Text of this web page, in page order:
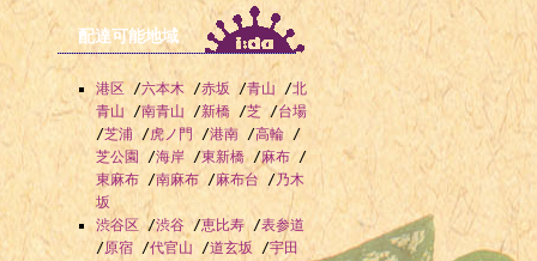
配達可能地域
港区/六本木 /赤坂 /青山 /北
青山 /南青山 /新橋 /芝 /台場
/芝浦/虎ノ門 /港南 /高輪 /
芝公園
/海岸 /東新橋/麻布/
東麻布 /南麻布 /麻布台 /乃木
坂
渋谷区 /渋谷 /恵比寿/表参道
/原宿 /代官山 /道玄坂 /宇田